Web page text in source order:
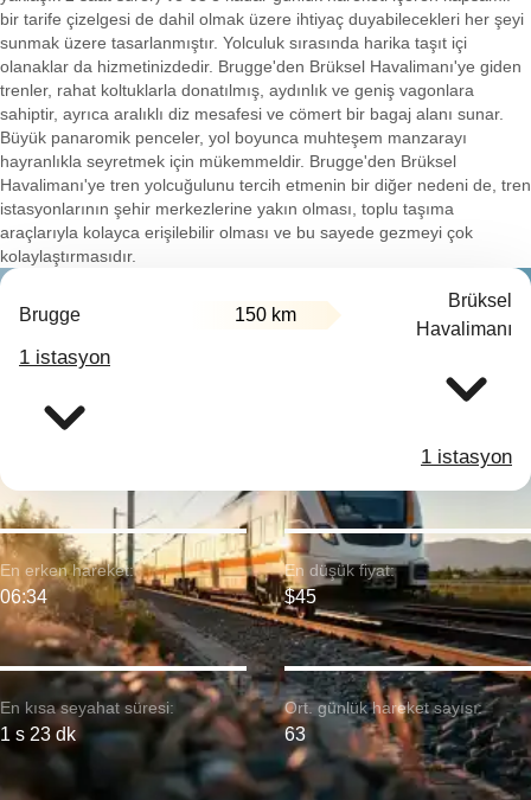
bir tarife çizelgesi de dahil olmak üzere ihtiyaç duyabilecekleri her şeyi
sunmak üzere tasarlanmıştır. Yolculuk sırasında harika taşıt içi
olanaklar da hizmetinizdedir. Brugge'den Brüksel Havalimanı'ye giden
trenler, rahat koltuklarla donatılmış, aydınlık ve geniş vagonlara
sahiptir, ayrıca aralıklı diz mesafesi ve cömert bir bagaj alanı sunar.
Büyük panaromik penceler, yol boyunca muhteşem manzarayı
hayranlıkla seyretmek için mükemmeldir. Brugge'den Brüksel
Havalimanı'ye tren yolcuğulunu tercih etmenin bir diğer nedeni de, tren
istasyonlarının şehir merkezlerine yakın olması, toplu taşıma
araçlarıyla kolayca erişilebilir olması ve bu sayede gezmeyi çok
kolaylaştırmasıdır.
Brugge 150 km
Brüksel
Havalimanı
1 istasyon
1 istasyon
En kısa seyahat süresi:
1 s 23 dk
En erken hareket:
06:34
En düşük fiyat:
$45
Ort. günlük hareket sayısı:
63